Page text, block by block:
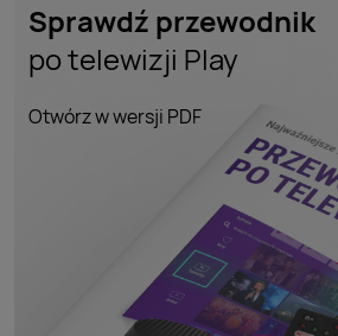
Sprawdź przewodnik
po telewizji Play
Otwórz w wersji PDF